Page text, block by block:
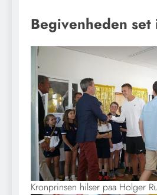
Begivenheden
Kronprinsen hilser paa Holger